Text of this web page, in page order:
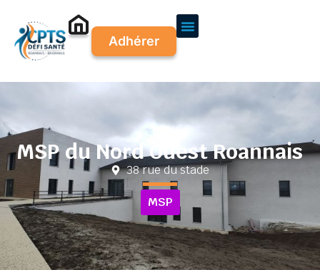
Adhérer
MSP du Nord Ouest Roannais
38 rue du stade
MSP